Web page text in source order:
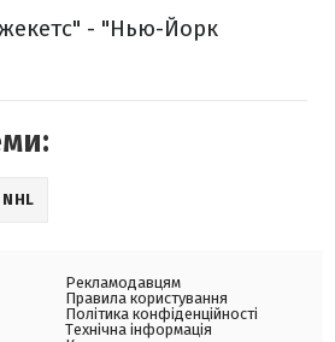
- "Нью-Йорк
NHL
Рекламодавцям
Правила користування
Політика конфіденційності
Технічна інформація